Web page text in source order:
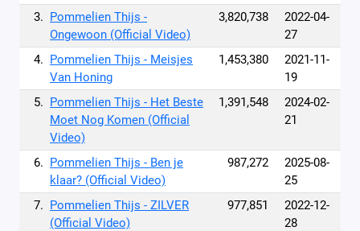
3. Pommelien Thijs -
Ongewoon (Official Video)
3,820,738
2022-04-
27
4. Pommelien Thijs - Meisjes
Van Honing
1,453,380
2021-11-
19
5. Pommelien Thijs - Het Beste
Moet Nog Komen (Official
Video)
1,391,548
2024-02-
21
6. Pommelien Thijs - Ben je
klaar? (Official Video)
987,272
2025-08-
25
7. Pommelien Thijs - ZILVER
(Official Video)
977,851
2022-12-
28